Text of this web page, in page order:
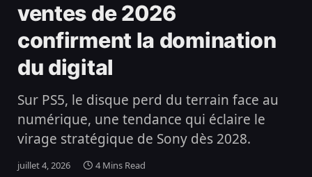
ventes de 2026
confirment la domination
du digital
Sur PS5, le disque perd du terrain face au
numérique, une tendance qui éclaire le
virage stratégique de Sony dès 2028.
juillet 4, 2026 4 Mins Read